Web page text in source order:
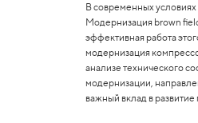
В современных
Модернизация brown
эффективная работа
модернизация
анализе технического
модернизации,
важный вклад в